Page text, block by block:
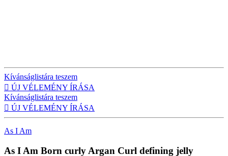
Kívánságlistára teszem
 ÚJ VÉLEMÉNY ÍRÁSA
Kívánságlistára teszem
 ÚJ VÉLEMÉNY ÍRÁSA
As I Am
As I Am Born curly Argan Curl defining jelly